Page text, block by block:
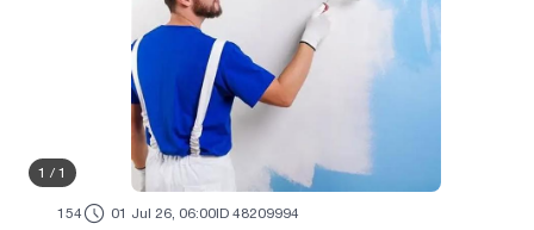
1 / 1
154 01 Jul 26, 06:00ID 48209994